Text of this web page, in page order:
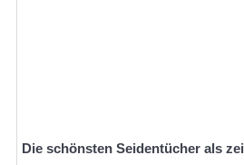
Die schönsten Seidentücher als